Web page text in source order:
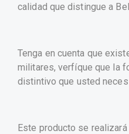
calidad que distingue a
Tenga en cuenta que
militares, verfíque que la
distintivo que usted
Este producto se